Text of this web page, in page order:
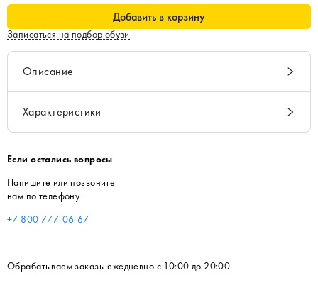
Добавить в корзину
Записаться на подбор обуви
Описание
Характеристики
Если остались вопросы
Напишите или позвоните
нам по телефону
+7 800 777-06-67
Обрабатываем заказы ежедневно с 10:00 до 20:00.